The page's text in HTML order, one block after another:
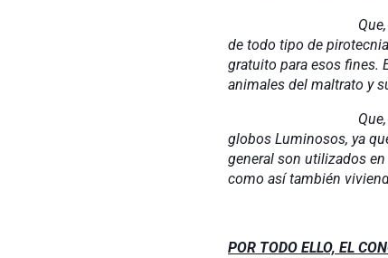
Que, el objeto de
de todo tipo de
gratuito para esos fines.
animales del maltrato y
Que, es importante
globos Luminosos, ya
general son utilizados
como así también
POR TODO ELLO, EL